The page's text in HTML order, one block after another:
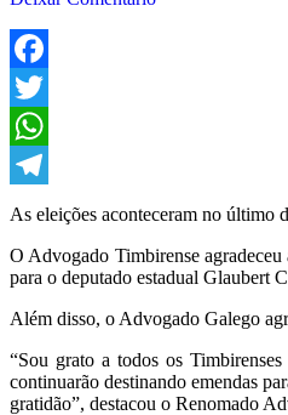
Facebook
Twitter
WhatsApp
Telegram
As eleições aconteceram no último
O Advogado Timbirense agradeceu
para o deputado estadual Glaubert
Além disso, o Advogado Galego
“Sou grato a todos os
continuarão destinando emendas
gratidão”, destacou o Renomado